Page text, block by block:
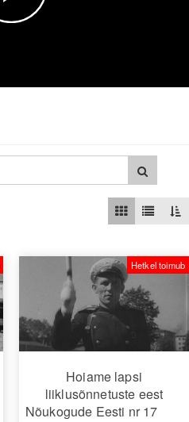
Hoiame lapsi
liiklusõnnetuste eest
Nõukogude Eesti nr 17
Hetkel toimub